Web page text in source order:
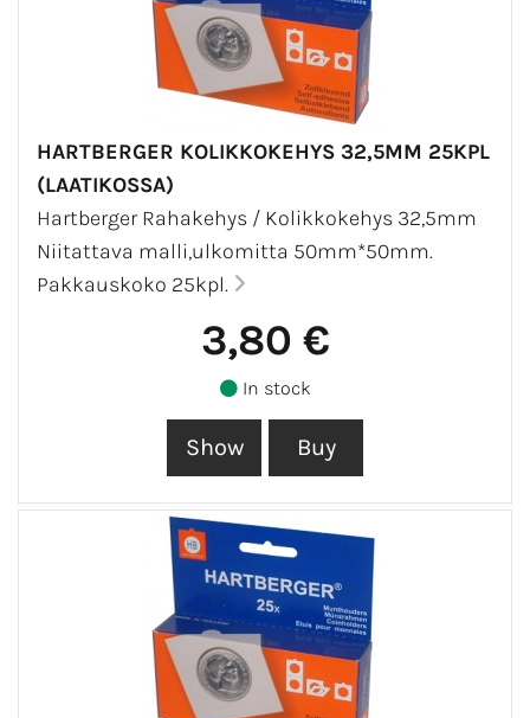
HARTBERGER KOLIKKOKEHYS 32,5MM 25KPL
(LAATIKOSSA)
Hartberger Rahakehys / Kolikkokehys 32,5mm
Niitattava malli,ulkomitta 50mm*50mm.
Pakkauskoko 25kpl.
3,80 €
In stock